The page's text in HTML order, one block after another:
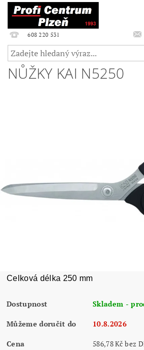
608 220 531
NŮŽKY KAI N5250
Celková délka 250 mm
Dostupnost Skladem -
Můžeme doručit do 10.8.2026
Cena 586,78 Kč